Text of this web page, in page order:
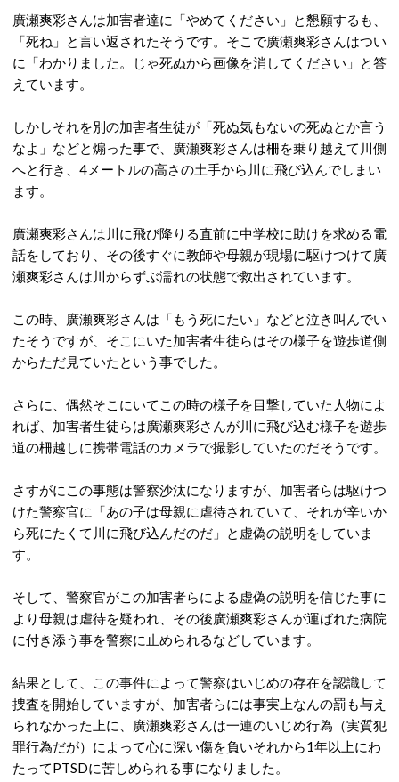
廣瀬爽彩さんは加害者達に「やめてください」と懇願するも、
「死ね」と言い返されたそうです。そこで廣瀬爽彩さんはつい
に「わかりました。じゃ死ぬから画像を消してください」と答
えています。
しかしそれを別の加害者生徒が「死ぬ気もないの死ぬとか言う
なよ」などと煽った事で、廣瀬爽彩さんは柵を乗り越えて川側
へと行き、4メートルの高さの土手から川に飛び込んでしまい
ます。
廣瀬爽彩さんは川に飛び降りる直前に中学校に助けを求める電
話をしており、その後すぐに教師や母親が現場に駆けつけて廣
瀬爽彩さんは川からずぶ濡れの状態で救出されています。
この時、廣瀬爽彩さんは「もう死にたい」などと泣き叫んでい
たそうですが、そこにいた加害者生徒らはその様子を遊歩道側
からただ見ていたという事でした。
さらに、偶然そこにいてこの時の様子を目撃していた人物によ
れば、加害者生徒らは廣瀬爽彩さんが川に飛び込む様子を遊歩
道の柵越しに携帯電話のカメラで撮影していたのだそうです。
さすがにこの事態は警察沙汰になりますが、加害者らは駆けつ
けた警察官に「あの子は母親に虐待されていて、それが辛いか
ら死にたくて川に飛び込んだのだ」と虚偽の説明をしていま
す。
そして、警察官がこの加害者らによる虚偽の説明を信じた事に
より母親は虐待を疑われ、その後廣瀬爽彩さんが運ばれた病院
に付き添う事を警察に止められるなどしています。
結果として、この事件によって警察はいじめの存在を認識して
捜査を開始していますが、加害者らには事実上なんの罰も与え
られなかった上に、廣瀬爽彩さんは一連のいじめ行為（実質犯
罪行為だが）によって心に深い傷を負いそれから1年以上にわ
たってPTSDに苦しめられる事になりました。